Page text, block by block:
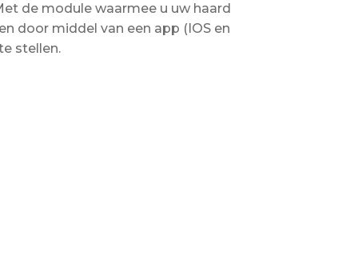
de module waarmee u uw haard
door middel van een app (IOS en
stellen.